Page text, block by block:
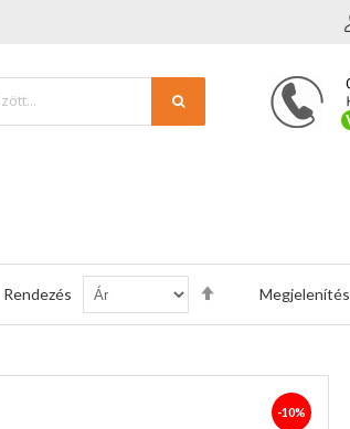
Rendezés
Csökkenő
sorrendbe
Megjelenítés
-10%